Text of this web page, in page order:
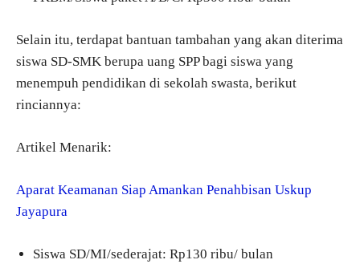
Selain itu, terdapat bantuan tambahan yang akan diterima
siswa SD-SMK berupa uang SPP bagi siswa yang
menempuh pendidikan di sekolah swasta, berikut
rinciannya:
Artikel Menarik:
Aparat Keamanan Siap Amankan Penahbisan Uskup
Jayapura
Siswa SD/MI/sederajat: Rp130 ribu/ bulan